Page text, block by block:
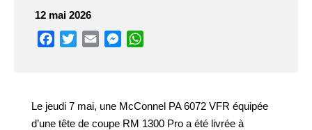
12 mai 2026
Facebook
TwitterEmail Messenger
Le jeudi 7 mai, une McConnel PA 6072 VFR équipée
d’une tête de coupe RM 1300 Pro a été livrée à